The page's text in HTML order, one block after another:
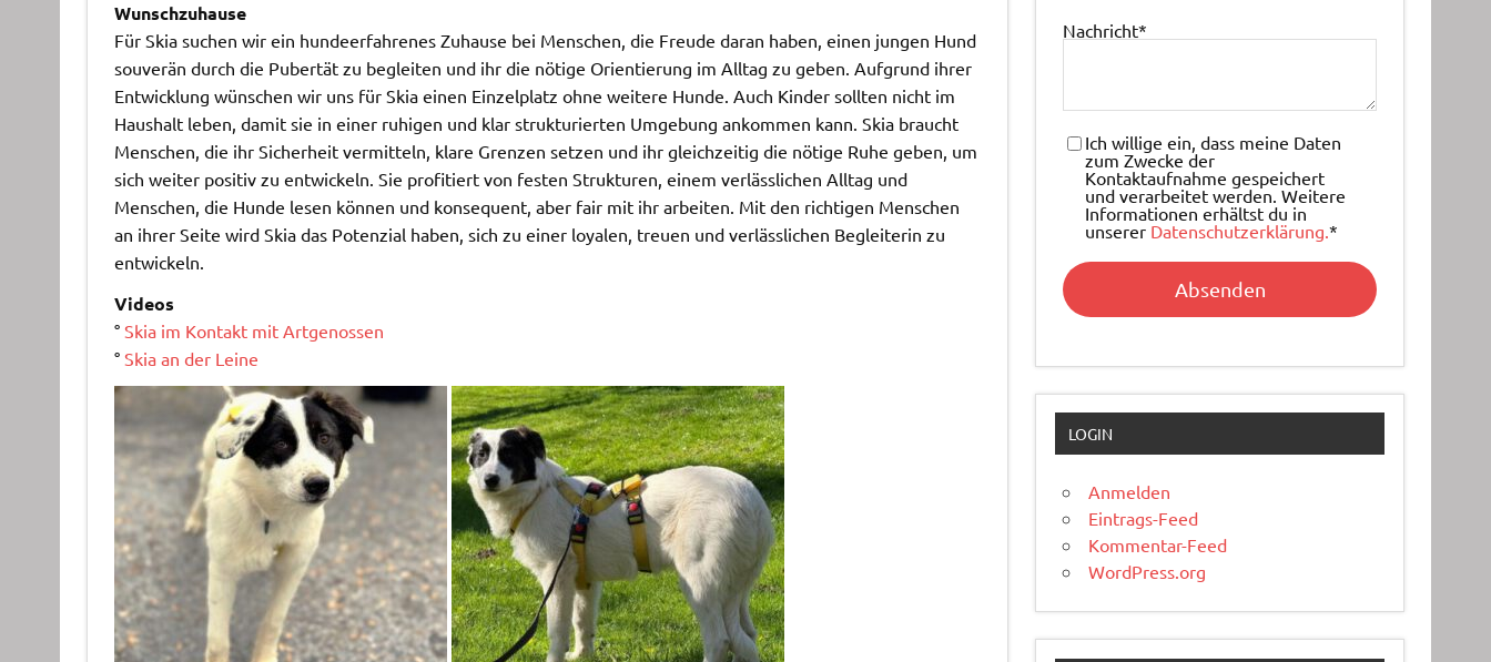
Wunschzuhause
Für Skia suchen wir ein hundeerfahrenes Zuhause bei Menschen, die Freude daran haben, einen jungen Hund
souverän durch die Pubertät zu begleiten und ihr die nötige Orientierung im Alltag zu geben. Aufgrund ihrer
Entwicklung wünschen wir uns für Skia einen Einzelplatz ohne weitere Hunde. Auch Kinder sollten nicht im
Haushalt leben, damit sie in einer ruhigen und klar strukturierten Umgebung ankommen kann. Skia braucht
Menschen, die ihr Sicherheit vermitteln, klare Grenzen setzen und ihr gleichzeitig die nötige Ruhe geben, um
sich weiter positiv zu entwickeln. Sie profitiert von festen Strukturen, einem verlässlichen Alltag und
Menschen, die Hunde lesen können und konsequent, aber fair mit ihr arbeiten. Mit den richtigen Menschen
an ihrer Seite wird Skia das Potenzial haben, sich zu einer loyalen, treuen und verlässlichen Begleiterin zu
entwickeln.
Videos
° Skia im Kontakt mit Artgenossen
° Skia an der Leine
Nachricht*
Ich willige ein, dass meine Daten
zum Zwecke der
Kontaktaufnahme gespeichert
und verarbeitet werden. Weitere
Informationen erhältst du in
unserer Datenschutzerklärung.*
LOGIN
Anmelden
Eintrags-Feed
Kommentar-Feed
WordPress.org